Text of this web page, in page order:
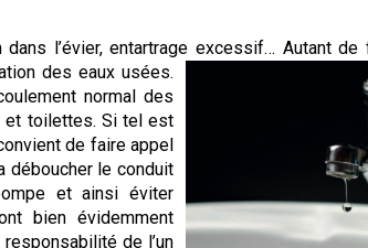
l’évier, entartrage excessif… Autant de
des eaux usées.
normal des
et toilettes. Si tel est
de faire appel
déboucher le conduit
et ainsi éviter
bien évidemment
de l’un